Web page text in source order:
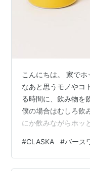
こんにちは。 家で
なあと思うモノやコ
る時間に、飲み物を
僕の場合はむしろ飲
にか飲みながらホッ
飲み物 ・冷たい飲み
ラスを紹介したいと
#CLASKA #バース